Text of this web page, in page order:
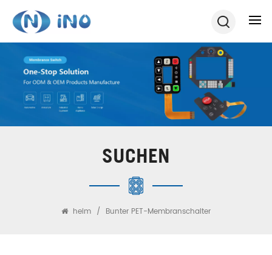
SUCHEN
heim / Bunter PET-Membranschalter